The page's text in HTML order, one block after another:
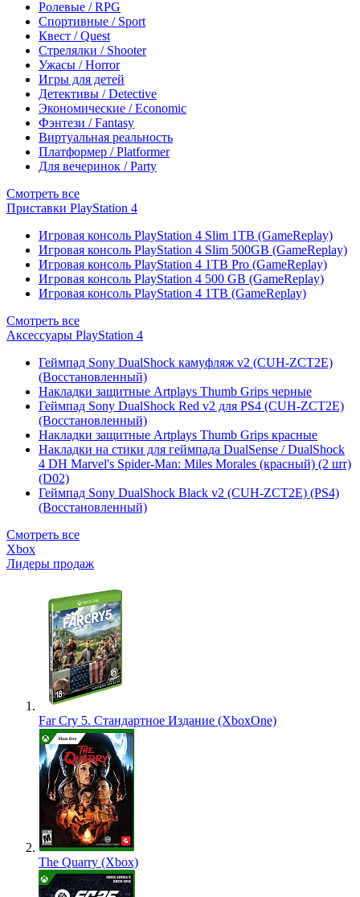
Ролевые / RPG
Спортивные / Sport
Квест / Quest
Стрелялки / Shooter
Ужасы / Horror
Игры для детей
Детективы / Detective
Экономические / Economic
Фэнтези / Fantasy
Виртуальная реальность
Платформер / Platformer
Для вечеринок / Party
Смотреть все
Приставки PlayStation 4
Игровая консоль PlayStation 4 Slim 1TB (GameReplay)
Игровая консоль PlayStation 4 Slim 500GB (GameReplay)
Игровая консоль PlayStation 4 1TB Pro (GameReplay)
Игровая консоль PlayStation 4 500 GB (GameReplay)
Игровая консоль PlayStation 4 1TB (GameReplay)
Смотреть все
Аксессуары PlayStation 4
Геймпад Sony DualShock камуфляж v2 (CUH-ZCT2E)
(Восстановленный)
Накладки защитные Artplays Thumb Grips черные
Геймпад Sony DualShock Red v2 для PS4 (CUH-ZCT2E)
(Восстановленный)
Накладки защитные Artplays Thumb Grips красные
Накладки на стики для геймпада DualSense / DualShock
4 DH Marvel's Spider-Man: Miles Morales (красный) (2 шт)
(D02)
Геймпад Sony DualShock Black v2 (CUH-ZCT2E) (PS4)
(Восстановленный)
Смотреть все
Xbox
Лидеры продаж
Far Cry 5. Стандартное Издание (XboxOne)
The Quarry (Xbox)